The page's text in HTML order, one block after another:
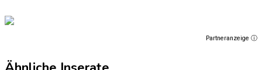
Partneranzeige ⓘ